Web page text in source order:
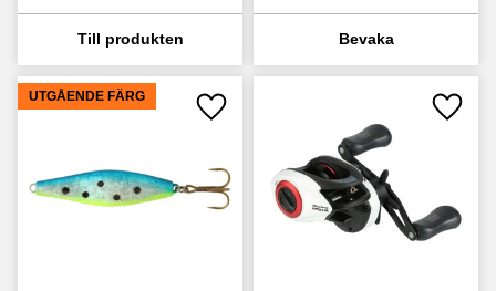
UTGÅENDE FÄRG
Lägg till i favoriter Lägg